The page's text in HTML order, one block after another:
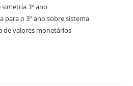
3º ano
para o 3º ano sobre sistema
de valores monetários